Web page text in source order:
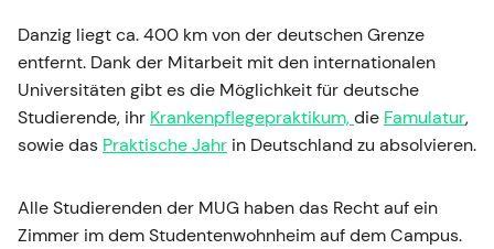
Danzig liegt ca. 400 km von der deutschen Grenze
entfernt. Dank der Mitarbeit mit den internationalen
Universitäten gibt es die Möglichkeit für deutsche
Studierende, ihr Krankenpflegepraktikum,die Famulatur,
sowie das Praktische Jahr in Deutschland zu absolvieren.
Alle Studierenden der MUG haben das Recht auf ein
Zimmer im dem Studentenwohnheim auf dem Campus.